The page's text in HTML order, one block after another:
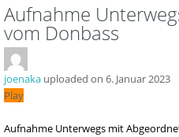
Aufnahme
vom Donbass
joenaka uploaded on 6. Januar 2023
Play
Aufnahme Unterwegs mit